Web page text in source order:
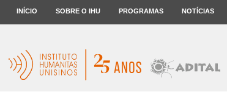
INÍCIO SOBRE O IHU PROGRAMAS NOTÍCIAS